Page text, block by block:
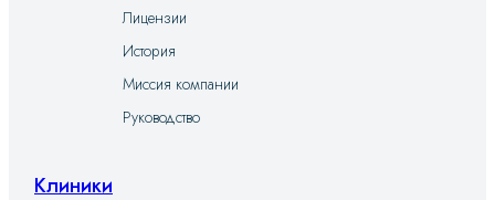
Лицензии
История
Миссия компании
Руководство
Клиники